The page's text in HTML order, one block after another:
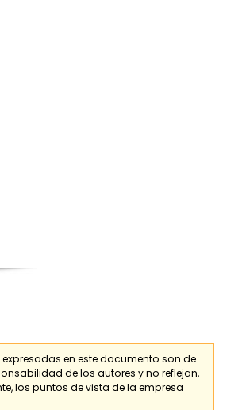
en este documento son de
de los autores y no reflejan,
los puntos de vista de la empresa